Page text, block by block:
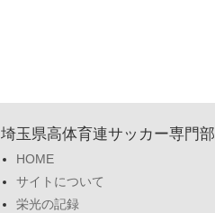
埼玉県高体育連サッカー専門部
HOME
サイトについて
栄光の記録